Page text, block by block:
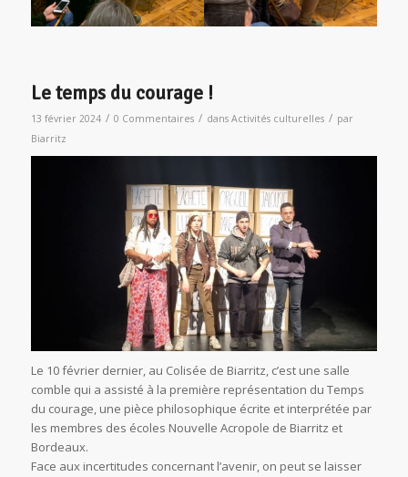
Le temps du courage !
13 février 2024 / 0 Commentaires / dans Activités culturelles / par
Biarritz
Le 10 février dernier, au Colisée de Biarritz, c’est une salle
comble qui a assisté à la première représentation du Temps
du courage, une pièce philosophique écrite et interprétée par
les membres des écoles Nouvelle Acropole de Biarritz et
Bordeaux.
Face aux incertitudes concernant l’avenir, on peut se laisser